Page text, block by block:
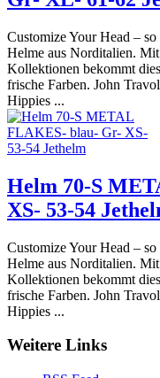
Customize Your Head –
Helme aus Norditalien.
Kollektionen bekommt
frische Farben. John
Hippies ...
Helm 70-S
XS- 53-54
Customize Your Head –
Helme aus Norditalien.
Kollektionen bekommt
frische Farben. John
Hippies ...
Weitere Links